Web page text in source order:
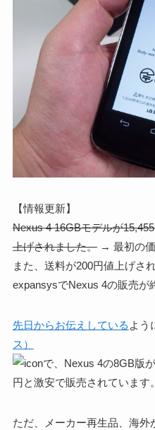
【情報更新】
Nexus 4 16GBモデルが
上げされました。→ 最初の価
また、送料が200円値上げさ
expansysでNexus 4の販売が
先日からお伝えしている よう
ス）
で、Nexus 4の8GB版
円と激安で販売されています。
ただ、メーカー再生品、海